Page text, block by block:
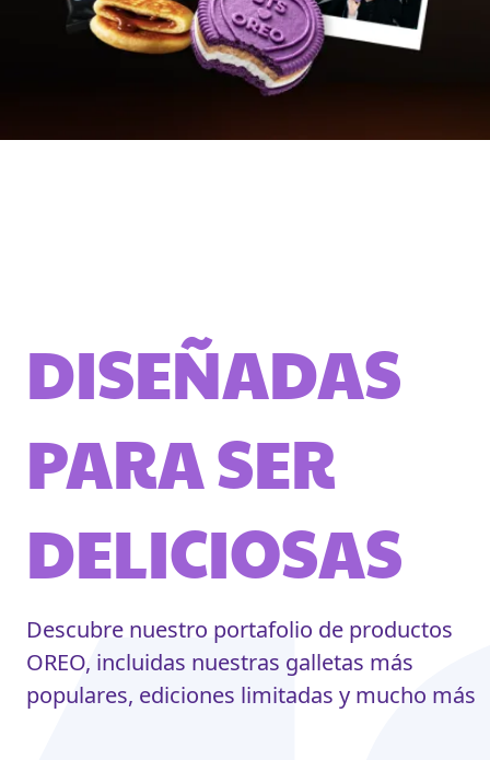
DISEÑADAS
PARA SER
DELICIOSAS
Descubre nuestro portafolio de productos
OREO, incluidas nuestras galletas más
populares, ediciones limitadas y mucho más